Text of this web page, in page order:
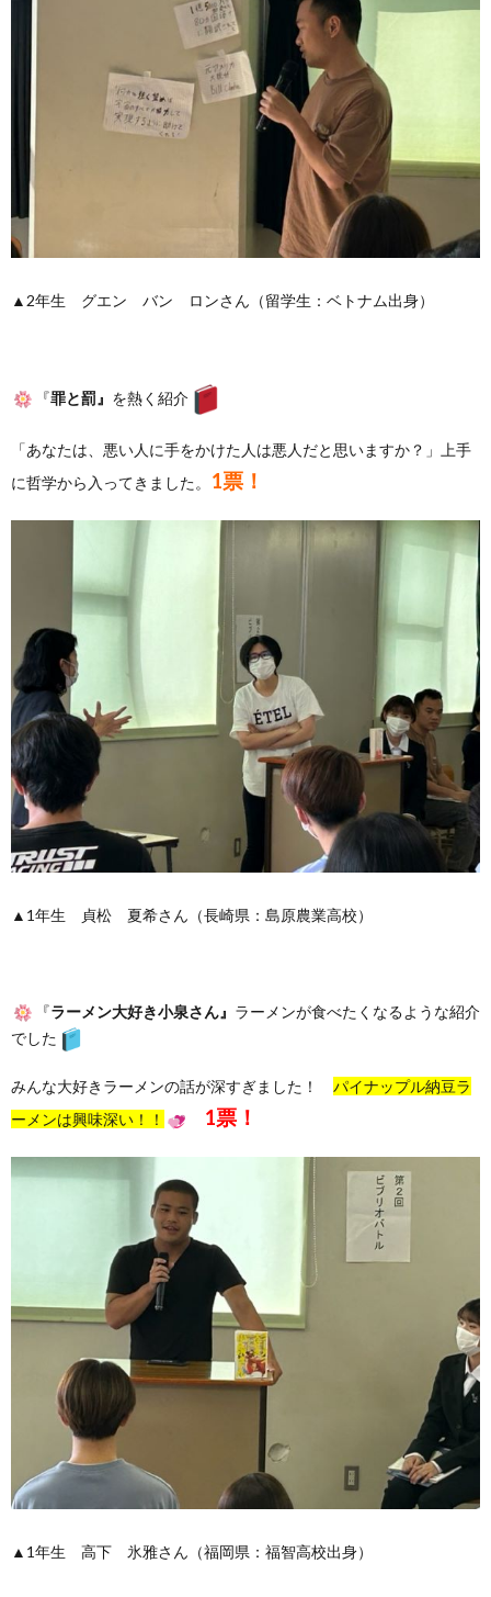
▲2年生 グエン バン ロンさん（留学生：ベトナム出身）
『罪と罰』 を熱く紹介
「あなたは、悪い人に手をかけた人は悪人だと思いますか？」上手
に哲学から入ってきました。
1票！
▲1年生 貞松 夏希さん（長崎県：島原農業高校）
『ラーメン大好き小泉さん』 ラーメンが食べたくなるような紹介
でした
みんな大好きラーメンの話が深すぎました！ パイナップル納豆ラ
ーメンは興味深い！！
1票！
▲1年生 高下 氷雅さん（福岡県：福智高校出身）